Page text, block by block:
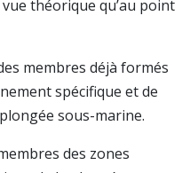
théorique qu’au point
membres déjà formés
spécifique et de
sous-marine.
des zones